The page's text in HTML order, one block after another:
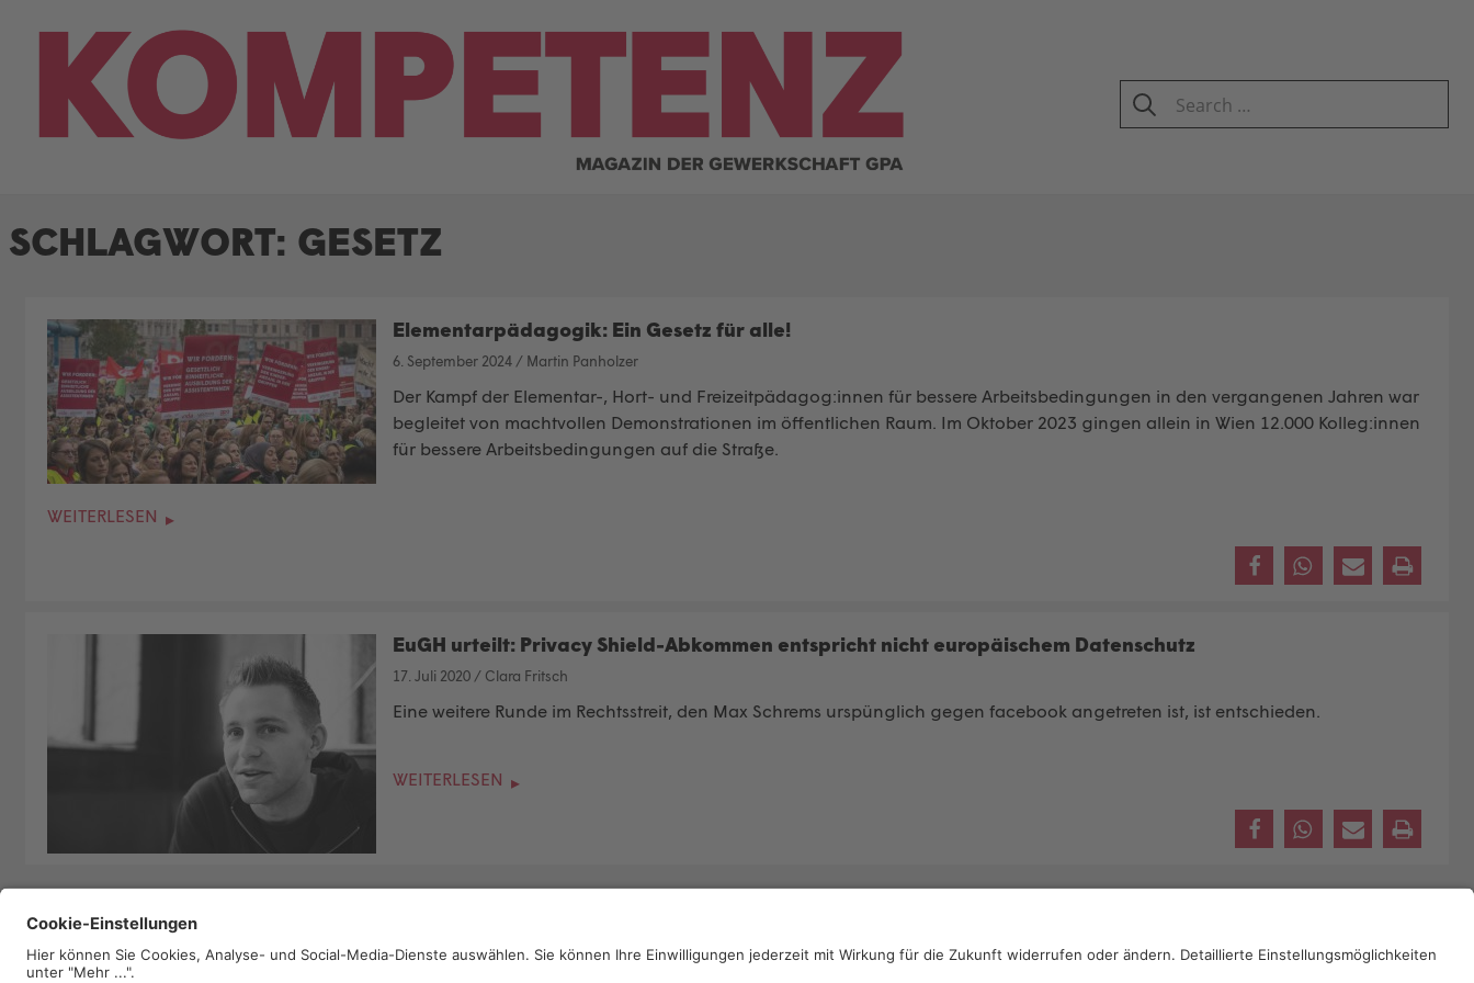
SEARCH
Search
for:
SCHLAGWORT: GESETZ
Elementarpädagogik: Ein Gesetz für alle!
6. September 2024 / Martin Panholzer
Der Kampf der Elementar-, Hort- und Freizeitpädagog:innen für bessere Arbeitsbedingungen in den vergangenen Jahren war
begleitet von machtvollen Demonstrationen im öffentlichen Raum. Im Oktober 2023 gingen allein in Wien 12.000 Kolleg:innen
für bessere Arbeitsbedingungen auf die Straße.
WEITERLESEN
EuGH urteilt: Privacy Shield-Abkommen entspricht nicht europäischem Datenschutz
17. Juli 2020 / Clara Fritsch
Eine weitere Runde im Rechtsstreit, den Max Schrems urspünglich gegen facebook angetreten ist, ist entschieden.
WEITERLESEN